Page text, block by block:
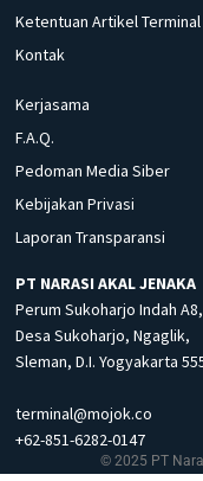
Ketentuan Artikel Terminal
Kontak
Kerjasama
F.A.Q.
Pedoman Media Siber
Kebijakan Privasi
Laporan Transparansi
PT NARASI AKAL JENAKA
Perum Sukoharjo Indah A8,
Desa Sukoharjo, Ngaglik,
Sleman, D.I. Yogyakarta
terminal@mojok.co
+62-851-6282-0147
© 2025 PT